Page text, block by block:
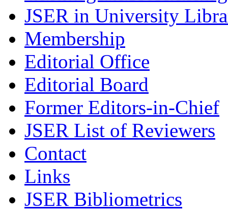
JSER in University
Membership
Editorial Office
Editorial Board
Former Editors-in-Chief
JSER List of Reviewers
Contact
Links
JSER Bibliometrics